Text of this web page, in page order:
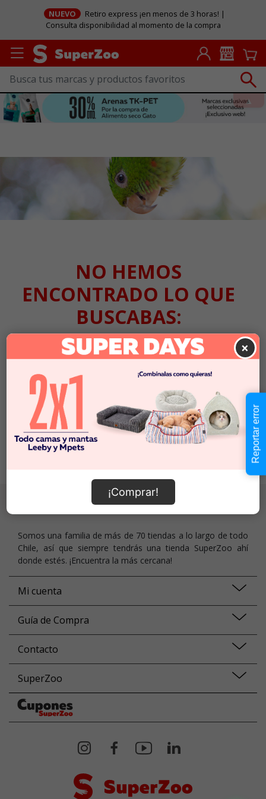
NUEVO
Retiro express ¡en menos de 3 horas! |
Consulta disponibilidad al momento de la compra
×
¡Comprar!
NO HEMOS
ENCONTRADO LO QUE
BUSCABAS:
No tenemos resultados para:
Pero que no cunda el pánico, sigue las instrucciones
1. Revisa que la búsqueda no tenga errores ortográficos
2. Prueba a volver a buscar con palabras más específicas
3. Vuelve a nuestrahomey prueba de nuevo
¡Todos los caminos llevan a Roma! :)
Localiza tu tienda
Somos una familia de más de 70 tiendas a lo largo de todo
Chile, así que siempre tendrás una tienda SuperZoo ahí
donde estés. ¡Encuentra la más cercana!
Mi cuenta
Guía de Compra
Contacto
SuperZoo
Reportar error